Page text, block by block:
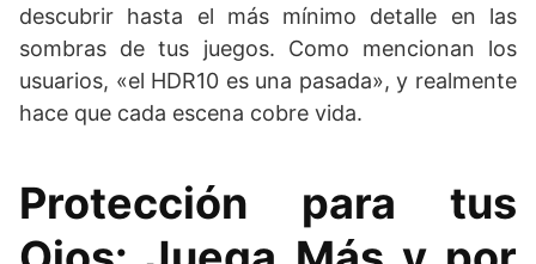
descubrir hasta el más mínimo detalle en las
sombras de tus juegos. Como mencionan los
usuarios, «el HDR10 es una pasada», y realmente
hace que cada escena cobre vida.
Protección para tus